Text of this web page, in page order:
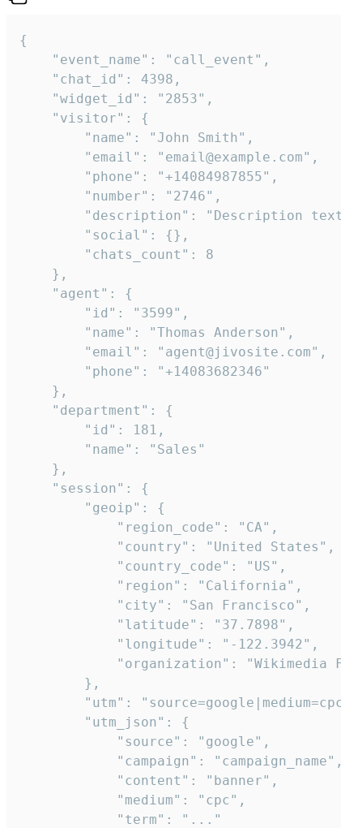
{
    "event_name": "call_event",
    "chat_id": 4398,
    "widget_id": "2853",
    "visitor": {
        "name": "John Smith",
        "email": "email@example.com",
        "phone": "+14084987855",
        "number": "2746",
"description": "Description
        "social": {},
        "chats_count": 8
    },
    "agent": {
        "id": "3599",
        "name": "Thomas Anderson",
        "email": "agent@jivosite.com",
        "phone": "+14083682346"
    },
    "department": {
        "id": 181,
        "name": "Sales"
    },
    "session": {
        "geoip": {
            "region_code": "CA",
            "country": "United States",
            "country_code": "US",
            "region": "California",
            "city": "San Francisco",
            "latitude": "37.7898",
            "longitude": "-122.3942",
"organization": "Wikimedia
        },
"utm":
        "utm_json": {
            "source": "google",
            "campaign": "campaign_name",
            "content": "banner",
            "medium": "cpc",
            "term": "..."